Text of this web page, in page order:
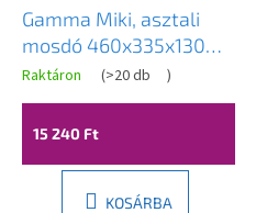
Gamma Miki, asztali
mosdó 460x335x130
mm, fényes fehér,
GMA-UC-MIKI
Raktáron (>20 db )
15 240 Ft
KOSÁRBA